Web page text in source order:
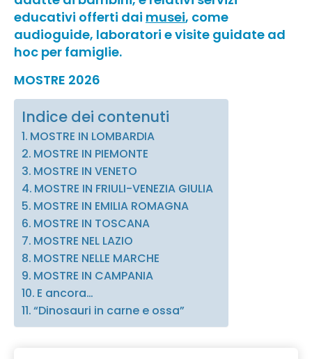
educativi offerti dai musei, come
audioguide, laboratori e visite guidate ad
hoc per famiglie.
MOSTRE 2026
Indice dei contenuti
MOSTRE IN LOMBARDIA
MOSTRE IN PIEMONTE
MOSTRE IN VENETO
MOSTRE IN FRIULI-VENEZIA GIULIA
MOSTRE IN EMILIA ROMAGNA
MOSTRE IN TOSCANA
MOSTRE NEL LAZIO
MOSTRE NELLE MARCHE
MOSTRE IN CAMPANIA
E ancora…
“Dinosauri in carne e ossa”